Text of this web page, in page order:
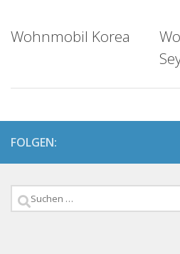
Wohnmobil Korea
FOLGEN:
Suchen